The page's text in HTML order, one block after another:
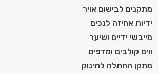
מתקנים לבישום אויר
ידיות אחיזה לנכים
מייבשי ידיים ושיער
ווים קולבים ומדפים
מתקן החתלה לתינוק